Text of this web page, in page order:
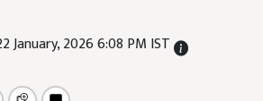
January, 2026 6:08 PM IST